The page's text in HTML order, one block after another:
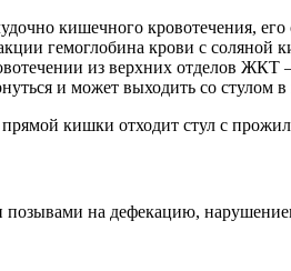
кишечного кровотечения,
гемоглобина крови с
из верхних отделов
и может выходить со стулом
кишки отходит стул с
на дефекацию,